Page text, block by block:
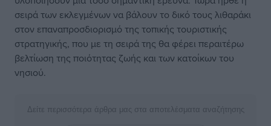
σειρά των εκλεγμένων να βάλουν το δικό τους λιθαράκι
στον επαναπροσδιορισμό της τοπικής τουριστικής
στρατηγικής, που με τη σειρά της θα φέρει περαιτέρω
βελτίωση της ποιότητας ζωής και των κατοίκων του
νησιού.
Δείτε περισσότερα άρθρα μας στα αποτελέσματα αναζήτησης